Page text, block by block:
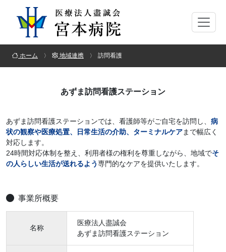
ホーム 地域連携 訪問看護
あずま訪問看護ステーション
あずま訪問看護ステーションでは、看護師等がご自宅を訪問し、 病
状の観察や医療処置、日常生活の介助、ターミナルケアまで幅広く
対応します。
24時間対応体制を整え、利用者様の権利を尊重しながら、地域でそ
の人らしい生活が送れるよう専門的なケアを提供いたします。
事業所概要
名称
医療法人盡誠会
あずま訪問看護ステーション